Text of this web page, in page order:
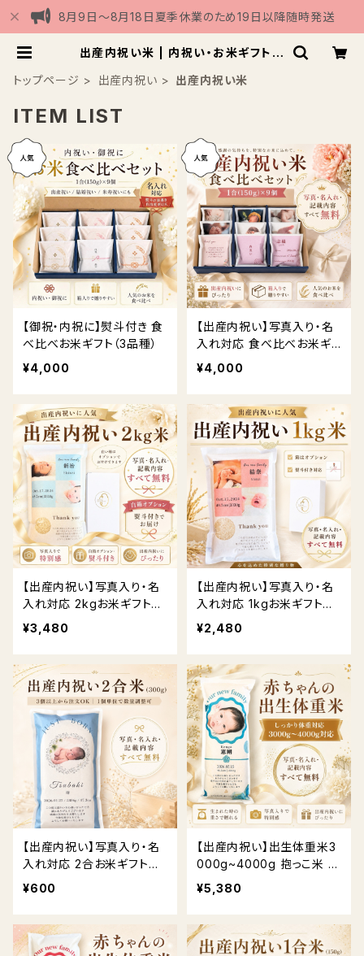
8月9日〜8月18日夏季休業のため19日以降随時発送
出産内祝い米 | 内祝い・お米ギフト専
トップページ
出産内祝い 出産内祝い米
ITEM LIST
【御祝・内祝に】熨斗付き 食
べ比べお米ギフト（3品種）
¥4,000
【出産内祝い】写真入り・名
入れ対応 食べ比べお米ギ
フト（3品種）送料無料 熨斗
対応
¥4,000
【出産内祝い】写真入り・名
入れ対応 2kgお米ギフト｜
贈答用BOX・熨斗対応 送
料無料
¥3,480
【出産内祝い】写真入り・名
入れ対応 1kgお米ギフト｜
贈答用BOX・熨斗対応 送
料無料
¥2,480
【出産内祝い】写真入り・名
入れ対応 2合お米ギフト
送料無料
¥600
【出産内祝い】出生体重米3
000g~4000g 抱っこ米 体
重米｜写真入り・名入れ対
応 送料無料
¥5,380